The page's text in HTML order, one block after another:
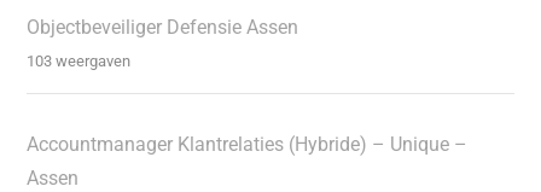
Objectbeveiliger Defensie Assen
103 weergaven
Accountmanager Klantrelaties (Hybride) – Unique –
Assen